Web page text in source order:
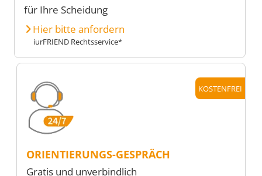
für Ihre Scheidung
Hier bitte anfordern
iurFRIEND Rechtsservice*
KOSTENFREI
ORIENTIERUNGS-GESPRÄCH
Gratis und unverbindlich